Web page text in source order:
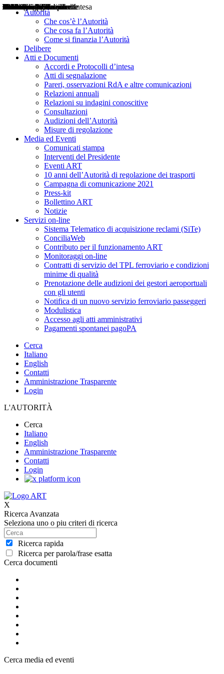
Autorità
Che cos’è l’Autorità
Che cosa fa l’Autorità
Come si finanzia l’Autorità
Delibere
Atti e Documenti
Accordi e Protocolli d’intesa
Atti di segnalazione
Pareri, osservazioni RdA e altre comunicazioni
Relazioni annuali
Relazioni su indagini conoscitive
Consultazioni
Audizioni dell’Autorità
Misure di regolazione
Media ed Eventi
Comunicati stampa
Interventi del Presidente
Eventi ART
10 anni dell’Autorità di regolazione dei trasporti
Campagna di comunicazione 2021
Press-kit
Bollettino ART
Notizie
Servizi on-line
Sistema Telematico di acquisizione reclami (SiTe)
ConciliaWeb
Contributo per il funzionamento ART
Monitoraggi on-line
Contratti di servizio del TPL ferroviario e condizioni
minime di qualità
Prenotazione delle audizioni dei gestori aeroportuali
con gli utenti
Notifica di un nuovo servizio ferroviario passeggeri
Modulistica
Accesso agli atti amministrativi
Pagamenti spontanei pagoPA
Cerca
Italiano
English
Contatti
Amministrazione Trasparente
Login
L'AUTORITÀ
Cerca
Italiano
English
Amministrazione Trasparente
Contatti
Login
X
Ricerca Avanzata
Seleziona uno o piu criteri di ricerca
Ricerca rapida
Ricerca per parola/frase esatta
Cerca documenti
Delibere
Pareri
Consultazioni
Audizioni
Atti di Segnalazione
Accordi e Protocolli d'Intesa
Relazioni annuali
Misure di regolazione
Cerca media ed eventi
Notizie
Comunicati Stampa
Bollettini ART
Convegni ART
Interviste del Presidente
Articoli in primo piano
Interventi del Presidente
2004
2005
2010
2013
2014
2015
2016
2017
2018
2019
202
2020
2021
2022
2023
2024
2025
2026
Aereo
Marittimo
Terrestre